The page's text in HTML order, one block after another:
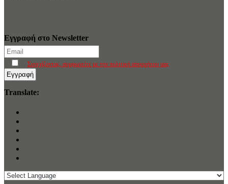
Εγγραφή στο Newsletter
Συνεχίζοντας, συμφωνείτε με την πολιτική απορρήτου μας
Translate: